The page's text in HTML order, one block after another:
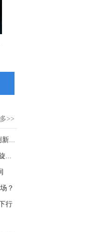
消息人士称，4名也门政府军在胡塞武装的袭击中遇害。>>
探访国企新质领军者：从“任务执行者”到“创新策源地”
李鸿彬：6.19黄金下探3350回升，震荡下行旋律不变
？
行